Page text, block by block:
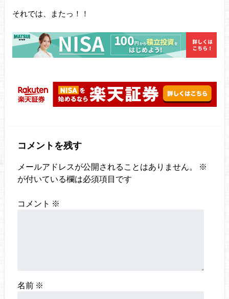
それでは、またっ！！
コメントを残す
メールアドレスが公開されることはありません。
※
が付いている欄は必須項目です
コメント ※
名前 ※